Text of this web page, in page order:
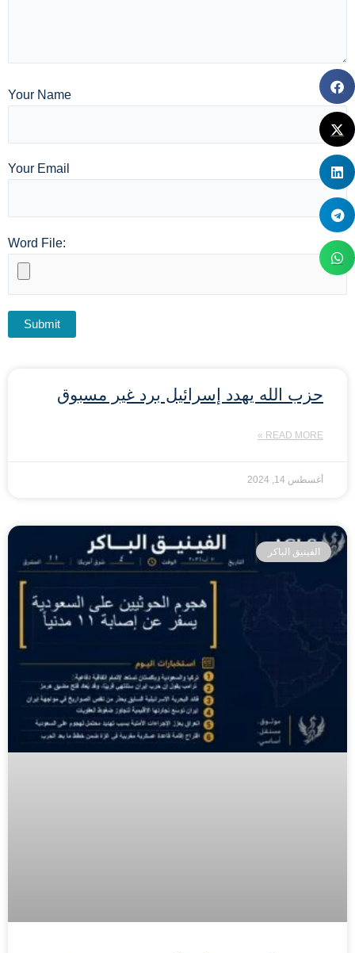
Your Name
Your Email
Word File:
حزب الله يهدد إسرائيل برد غير مسبوق
READ MORE »
أغسطس 14, 2024
الفينيق الباكر